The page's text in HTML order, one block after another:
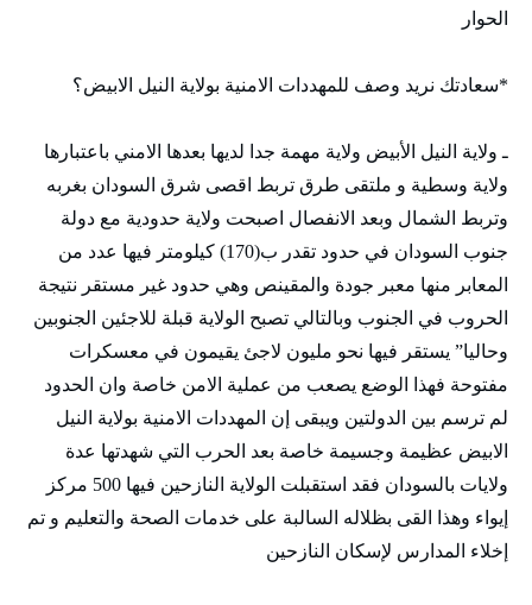
الحوار
*سعادتك نريد وصف للمهددات الامنية بولاية النيل الابيض؟
ـ ولاية النيل الأبيض ولاية مهمة جدا لديها بعدها الامني باعتبارها
ولاية وسطية و ملتقى طرق تربط اقصى شرق السودان بغربه
وتربط الشمال وبعد الانفصال اصبحت ولاية حدودية مع دولة
جنوب السودان في حدود تقدر ب(170) كيلومتر فيها عدد من
المعابر منها معبر جودة والمقينص وهي حدود غير مستقر نتيجة
الحروب في الجنوب وبالتالي تصبح الولاية قبلة للاجئين الجنوبين
وحاليا” يستقر فيها نحو مليون لاجئ يقيمون في معسكرات
مفتوحة فهذا الوضع يصعب من عملية الامن خاصة وان الحدود
لم ترسم بين الدولتين ويبقى إن المهددات الامنية بولاية النيل
الابيض عظيمة وجسيمة خاصة بعد الحرب التي شهدتها عدة
ولايات بالسودان فقد استقبلت الولاية النازحين فيها 500 مركز
إيواء وهذا القى بظلاله السالبة على خدمات الصحة والتعليم و تم
إخلاء المدارس لإسكان النازحين